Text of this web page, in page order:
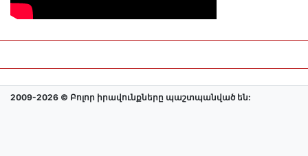
2009-2026 © Բոլոր իրավունքները պաշտպանված են: